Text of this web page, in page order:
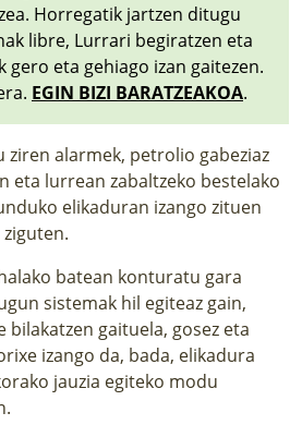
Horregatik jartzen ditugu
libre, Lurrari begiratzen eta
gero eta gehiago izan gaitezen.
EGIN BIZI BARATZEAKOA.
ziren alarmek, petrolio gabeziaz
eta lurrean zabaltzeko bestelako
elikaduran izango zituen
batean konturatu gara
sistemak hil egiteaz gain,
bilakatzen gaituela, gosez eta
izango da, bada, elikadura
jauzia egiteko modu